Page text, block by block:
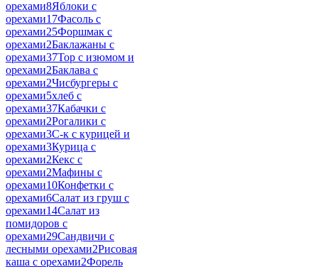
орехами8Яблоки с
орехами17Фасоль с
орехами25Форшмак с
орехами2Баклажаны с
орехами37Тор с изюмом и
орехами2Баклава с
орехами2Чисбургеры с
орехами5хлеб с
орехами37Кабачки с
орехами2Рогалики с
орехами3С-к с курицей и
орехами3Курица с
орехами2Кекс с
орехами2Мафины с
орехами10Конфетки с
орехами6Салат из груш с
орехами14Салат из
помидоров с
орехами29Сандвичи с
лесными орехами2Рисовая
каша с орехами2Форель